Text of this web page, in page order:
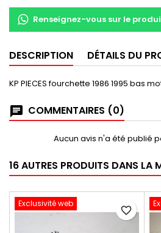
Renseignez-vous sur le
DESCRIPTION DÉTAILS DU
KP PIECES fourchette 1986 1995 bas
COMMENTAIRES (0)
Aucun avis n'a été publié
16 AUTRES PRODUITS DANS LA
Exclusivité web
favorite_border